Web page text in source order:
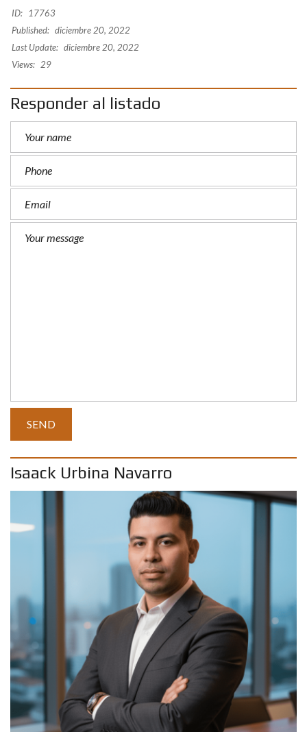
ID:
17763
Published: diciembre 20, 2022
Last Update: diciembre 20, 2022
Views: 29
Responder al listado
Isaack Urbina Navarro